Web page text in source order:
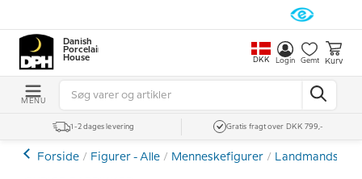
Danish
Porcelain
House
DKK Login Gemt Kurv
MENU
1-2 dages levering Gratis fragt over DKK 799,-
Forside Figurer - Alle Menneskefigurer Landmandsliv